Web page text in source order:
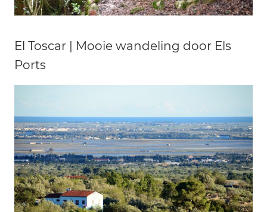
El Toscar | Mooie wandeling door Els
Ports